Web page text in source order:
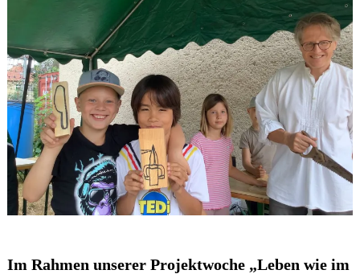
Im Rahmen unserer Projektwoche „Leben wie im